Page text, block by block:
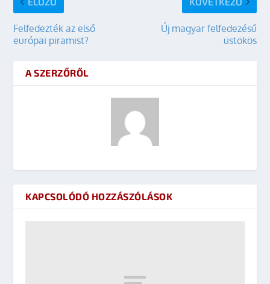
Felfedezték az első
európai piramist?
Új magyar felfedezésű
üstökös
A SZERZŐRŐL
KAPCSOLÓDÓ HOZZÁSZÓLÁSOK